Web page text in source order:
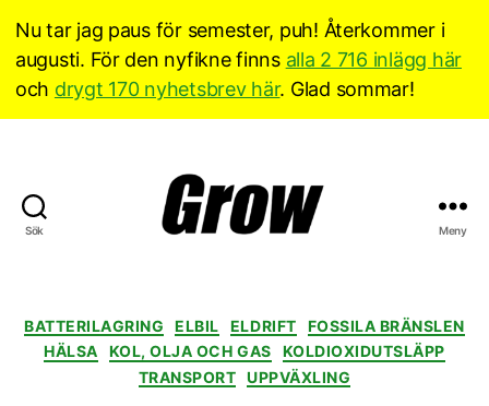
Nu tar jag paus för semester, puh! Återkommer i
augusti. För den nyfikne finns alla 2 716 inlägg här
och drygt 170 nyhetsbrev här. Glad sommar!
Sök Meny
Kategorier
BATTERILAGRING ELBIL ELDRIFT
FOSSILA BRÄNSLEN
HÄLSA
KOL, OLJA OCH GAS
KOLDIOXIDUTSLÄPP
TRANSPORT
UPPVÄXLING